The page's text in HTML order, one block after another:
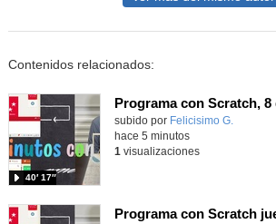
Contenidos relacionados:
Contenido educativo.
subido por Felicisimo G.
40′ 17″
hace 5 minutos
1 visualizaciones